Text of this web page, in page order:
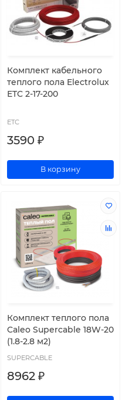
Комплект кабельного
теплого пола Electrolux
ETC 2-17-200
ETC
3590 ₽
В корзину
Комплект теплого пола
Caleo Supercable 18W-20
(1.8-2.8 м2)
SUPERCABLE
8962 ₽